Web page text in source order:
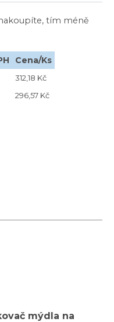
tím méně
Cena/Ks
312,18 Kč
296,57 Kč
mýdla na